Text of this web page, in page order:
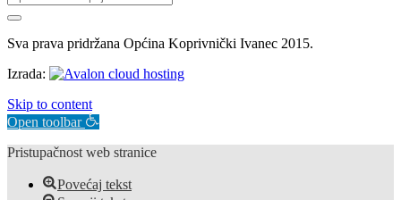
Sva prava pridržana Općina Koprivnički Ivanec 2015.
Izrada:
Skip to content
Open toolbar
Pristupačnost web stranice
Povećaj tekst